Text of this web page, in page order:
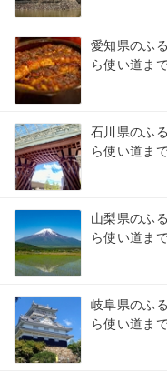
愛知県のふ
ら使い道ま
石川県のふ
ら使い道ま
山梨県のふ
ら使い道ま
岐阜県のふ
ら使い道ま